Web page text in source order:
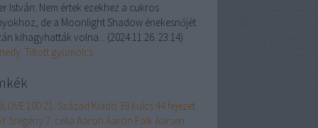
István: Nem értek ezekhez a cukros
de a Moonlight Shadow énekesnőjét
kihagyhatták volna... (2024.11.26. 23:14)
Tiltott gyümölcs
100 21. Század Kiadó 39 kulcs 44 fejezet
5regény 7. cella Aaron Aaron Falk Aarsen